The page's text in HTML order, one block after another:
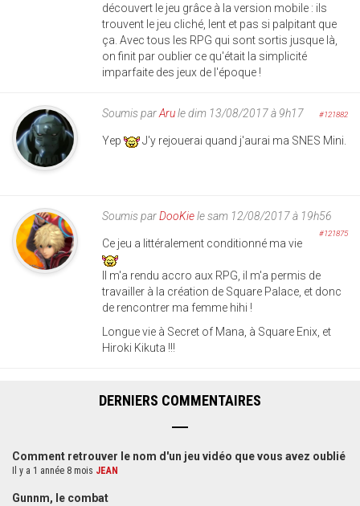
découvert le jeu grâce à la version mobile : ils
trouvent le jeu cliché, lent et pas si palpitant que
ça. Avec tous les RPG qui sont sortis jusque là,
on finit par oublier ce qu'était la simplicité
imparfaite des jeux de l'époque !
Soumis parArule dim 13/08/2017 à 9h17 #121882
Yep J'y rejouerai quand j'aurai ma SNES Mini.
Soumis parDooKiele sam 12/08/2017 à 19h56
#121875
Ce jeu a littéralement conditionné ma vie
Il m'a rendu accro aux RPG, il m'a permis de
travailler à la création de Square Palace, et donc
de rencontrer ma femme hihi !
Longue vie à Secret of Mana, à Square Enix, et
Hiroki Kikuta !!!
DERNIERS COMMENTAIRES
Comment retrouver le nom d'un jeu vidéo que vous avez oublié
Il y a 1 année 8 mois JEAN
Gunnm, le combat